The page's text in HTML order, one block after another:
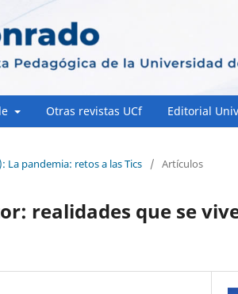
Otras revistas UCf Editorial
La pandemia: retos a las Tics / Artículos
realidades que se